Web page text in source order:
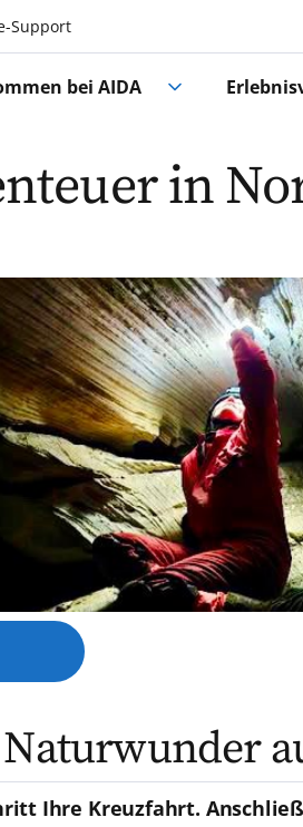
Support
bei AIDA
in
Ihre Kreuzfahrt.